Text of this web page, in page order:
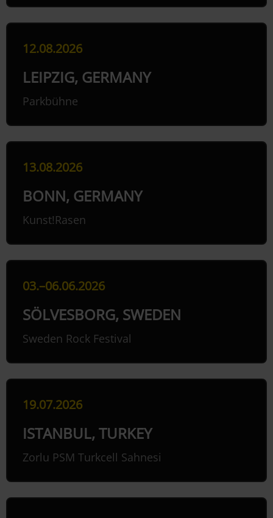
12.08.2026
LEIPZIG, GERMANY
Parkbühne
13.08.2026
BONN, GERMANY
Kunst!Rasen
03.–06.06.2026
SÖLVESBORG, SWEDEN
Sweden Rock Festival
19.07.2026
ISTANBUL, TURKEY
Zorlu PSM Turkcell Sahnesi